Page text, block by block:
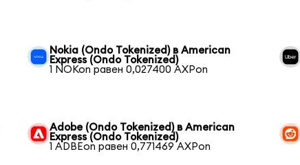
Nokia (Ondo Tokenized) в American
Express (Ondo Tokenized)
1 NOKon равен 0,027400 AXPon
Adobe (Ondo Tokenized) в American
Express (Ondo Tokenized)
1 ADBEon равен 0,771469 AXPon